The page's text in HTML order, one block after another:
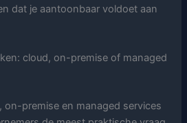
dat je aantoonbaar voldoet aan
cloud, on-premise of managed
on-premise en managed services